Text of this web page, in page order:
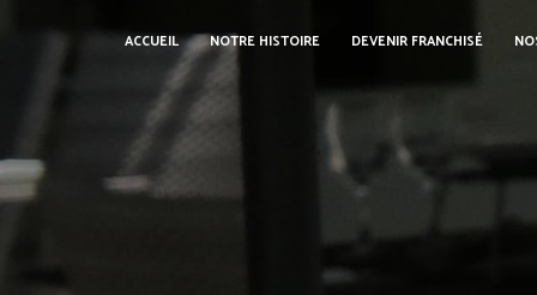
ACCUEIL NOTRE HISTOIRE DEVENIR FRANCHISÉ